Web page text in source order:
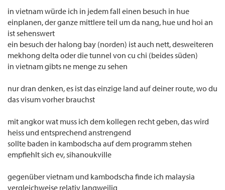
in vietnam würde ich in jedem fall einen besuch in hue
einplanen, der ganze mittlere teil um da nang, hue und hoi an
ist sehenswert
ein besuch der halong bay (norden) ist auch nett, desweiteren
mekhong delta oder die tunnel von cu chi (beides süden)
in vietnam gibts ne menge zu sehen
nur dran denken, es ist das einzige land auf deiner route, wo du
das visum vorher brauchst
mit angkor wat muss ich dem kollegen recht geben, das wird
heiss und entsprechend anstrengend
sollte baden in kambodscha auf dem programm stehen
empfiehlt sich ev, sihanoukville
gegenüber vietnam und kambodscha finde ich malaysia
vergleichweise relativ langweilig